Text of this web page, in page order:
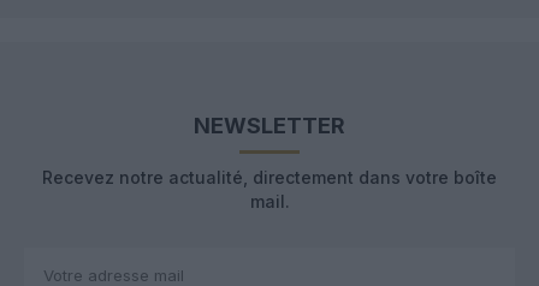
NEWSLETTER
Recevez notre actualité, directement dans votre boîte
mail.